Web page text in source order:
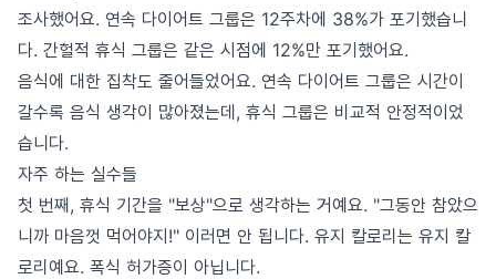
조사했어요. 연속 다이어트 그룹은 12주차에 38%가 포기했습니
다. 간헐적 휴식 그룹은 같은 시점에 12%만 포기했어요.
음식에 대한 집착도 줄어들었어요. 연속 다이어트 그룹은 시간이
갈수록 음식 생각이 많아졌는데, 휴식 그룹은 비교적 안정적이었
습니다.
자주 하는 실수들
첫 번째, 휴식 기간을 "보상"으로 생각하는 거예요. "그동안 참았으
니까 마음껏 먹어야지!" 이러면 안 됩니다. 유지 칼로리는 유지 칼
로리예요. 폭식 허가증이 아닙니다.